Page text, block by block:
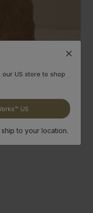
US store to shop
US
to your location.